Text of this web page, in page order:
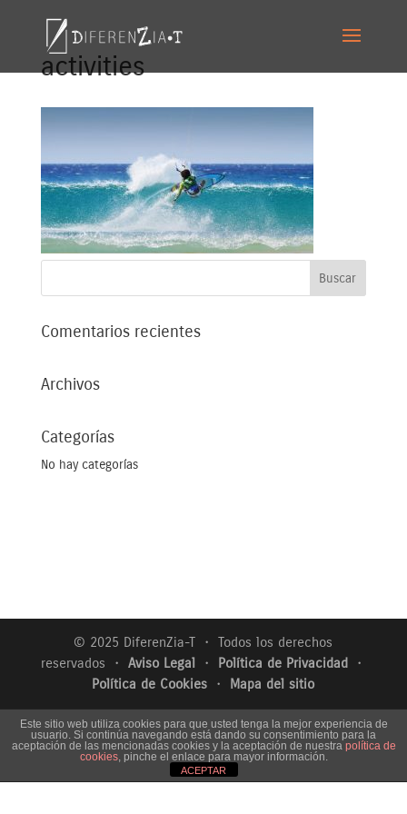
activities
Comentarios recientes
Archivos
Categorías
No hay categorías
© 2025 DiferenZia-T ・ Todos los derechos
reservados ・ Aviso Legal ・ Política de Privacidad ・
Política de Cookies ・ Mapa del sitio
Este sitio web utiliza cookies para que usted tenga la mejor experiencia de
usuario. Si continúa navegando está dando su consentimiento para la
aceptación de las mencionadas cookies y la aceptación de nuestra política de
cookies, pinche el enlace para mayor información.
ACEPTAR